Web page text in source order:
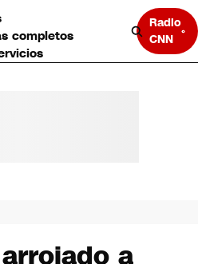
completos
Radio
CNN
a